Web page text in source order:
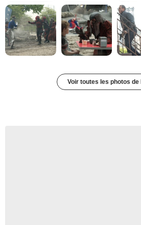
Voir toutes les photos de